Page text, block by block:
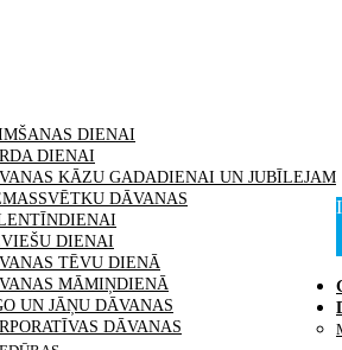
DIENAI
DIENAI
KĀZU GADADIENAI UN JUBĪLEJAM
DĀVANAS
DIENAI
TĒVU DIENĀ
MĀMIŅDIENĀ
UN JĀŅU DĀVANAS
DĀVANAS